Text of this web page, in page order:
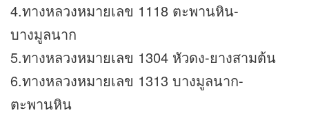
4.ทางหลวงหมายเลข 1118 ตะพานหิน-
บางมูลนาก
5.ทางหลวงหมายเลข 1304 หัวดง-ยางสามต้น
6.ทางหลวงหมายเลข 1313 บางมูลนาก-
ตะพานหิน